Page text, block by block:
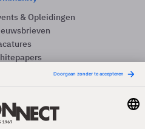
& Opleidingen